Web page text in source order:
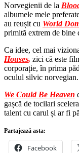
Norvegienii de la
albumele mele
au reușit cu World
primită extrem de bine
Ca idee, cel mai
Houses, zici că este
corporație, în prima
oculul silvic norvegian.
We Could Be Heaven
gașcă de tocilari
talent cu carul și ar fi
Partajează asta:
Facebook